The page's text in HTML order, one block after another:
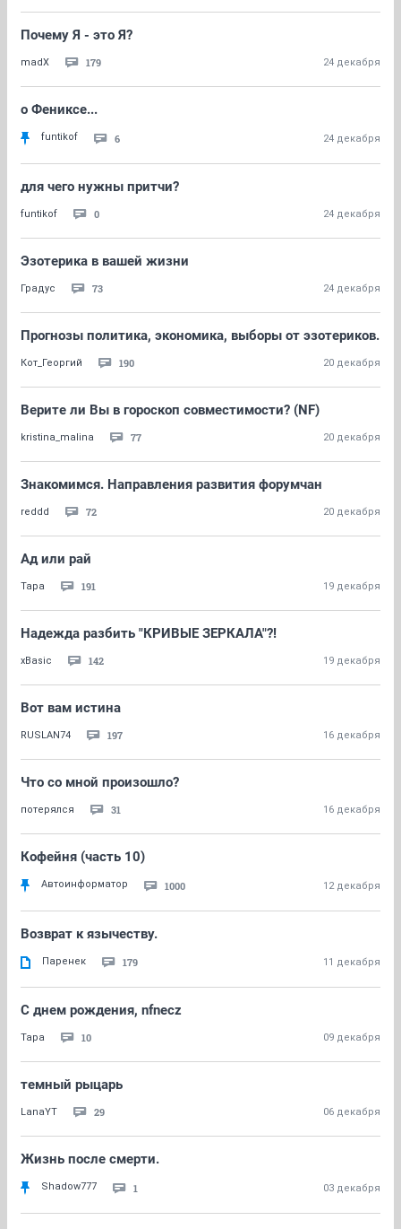
Почему Я - это Я?
madX 179 24 декабря
о Фениксе...
funtikof 6 24 декабря
для чего нужны притчи?
funtikof 0 24 декабря
Эзотерика в вашей жизни
Градус 73 24 декабря
Прогнозы политика, экономика, выборы от эзотериков.
Кот_Георгий 190 20 декабря
Верите ли Вы в гороскоп совместимости? (NF)
kristina_malina 77 20 декабря
Знакомимся. Направления развития форумчан
reddd 72 20 декабря
Ад или рай
Тара 191 19 декабря
Надежда разбить "КРИВЫЕ ЗЕРКАЛА"?!
xBasic 142 19 декабря
Вот вам истина
RUSLAN74 197 16 декабря
Что со мной произошло?
потерялся 31 16 декабря
Кофейня (часть 10)
Автоинформатор 1000 12 декабря
Возврат к язычеству.
Паренек 179 11 декабря
С днем рождения, nfnecz
Тара 10 09 декабря
темный рыцарь
LanaYT 29 06 декабря
Жизнь после смерти.
Shadow777 1 03 декабря